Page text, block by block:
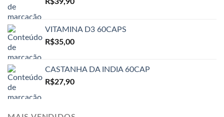
R$39,90
VITAMINA D3 60CAPS
R$35,00
CASTANHA DA INDIA 60CAP
R$27,90